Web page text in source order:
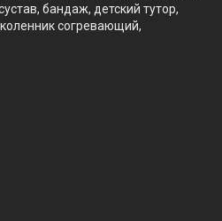
бандаж, детский тутор,
согревающий,